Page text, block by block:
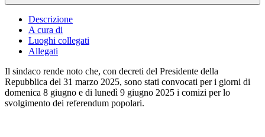
Descrizione
A cura di
Luoghi collegati
Allegati
Il sindaco rende noto che, con decreti del Presidente della
Repubblica del 31 marzo 2025, sono stati convocati per i giorni di
domenica 8 giugno e di lunedì 9 giugno 2025 i comizi per lo
svolgimento dei referendum popolari.